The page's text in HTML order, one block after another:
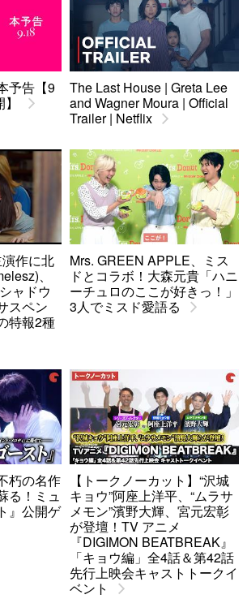
予告【9
The Last House | Greta Lee
and Wagner Moura | Official
Trailer | Netflix
作に北
、
ャドウ
スペン
特報2種
Mrs. GREEN APPLE、ミス
ドとコラボ！大森元貴「ハニ
ーチュロのここが好きっ！」
3人でミスド愛語る
朽の名作
る！ミュ
』公開ゲ
【トークノーカット】“沢城
キョウ”阿座上洋平、“ムラサ
メモン”濱野大輝、宮元宏彰
が登壇！TV アニメ
『DIGIMON BEATBREAK』
「キョウ編」全4話＆第42話
先行上映会キャストトークイ
ベント